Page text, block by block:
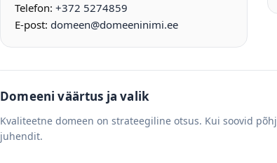
Telefon: +372 5274859
E-post: domeen@domeeninimi.ee
Domeeni väärtus ja valik
Kvaliteetne domeen on strateegiline otsus. Kui soovid
juhendit.